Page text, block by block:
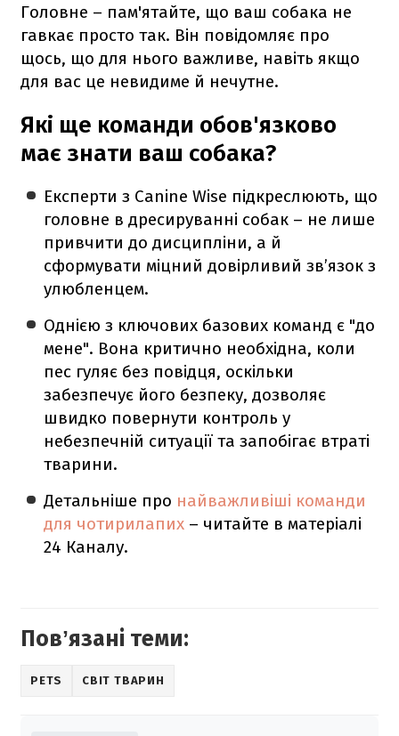
Головне – пам'ятайте, що ваш собака не
гавкає просто так. Він повідомляє про
щось, що для нього важливе, навіть якщо
для вас це невидиме й нечутне.
Які ще команди обов'язково
має знати ваш собака?
Експерти з Canine Wise підкреслюють, що
головне в дресируванні собак – не лише
привчити до дисципліни, а й
сформувати міцний довірливий зв’язок з
улюбленцем.
Однією з ключових базових команд є "до
мене". Вона критично необхідна, коли
пес гуляє без повідця, оскільки
забезпечує його безпеку, дозволяє
швидко повернути контроль у
небезпечній ситуації та запобігає втраті
тварини.
Детальніше про найважливіші команди
для чотирилапих – читайте в матеріалі
24 Каналу.
Повʼязані теми:
PETS СВІТ ТВАРИН